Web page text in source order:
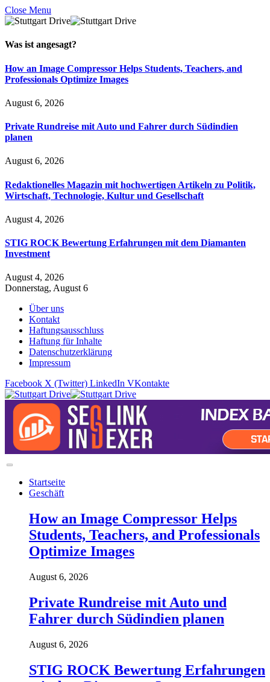
Close Menu
Was ist angesagt?
How an Image Compressor Helps Students, Teachers, and
Professionals Optimize Images
August 6, 2026
Private Rundreise mit Auto und Fahrer durch Südindien
planen
August 6, 2026
Redaktionelles Magazin mit hochwertigen Artikeln zu Politik,
Wirtschaft, Technologie, Kultur und Gesellschaft
August 4, 2026
STIG ROCK Bewertung Erfahrungen mit dem Diamanten
Investment
August 4, 2026
Donnerstag, August 6
Über uns
Kontakt
Haftungsausschluss
Haftung für Inhalte
Datenschutzerklärung
Impressum
Facebook X (Twitter) LinkedIn VKontakte
Startseite
Geschäft
How an Image Compressor Helps
Students, Teachers, and Professionals
Optimize Images
August 6, 2026
Private Rundreise mit Auto und
Fahrer durch Südindien planen
August 6, 2026
STIG ROCK Bewertung Erfahrungen